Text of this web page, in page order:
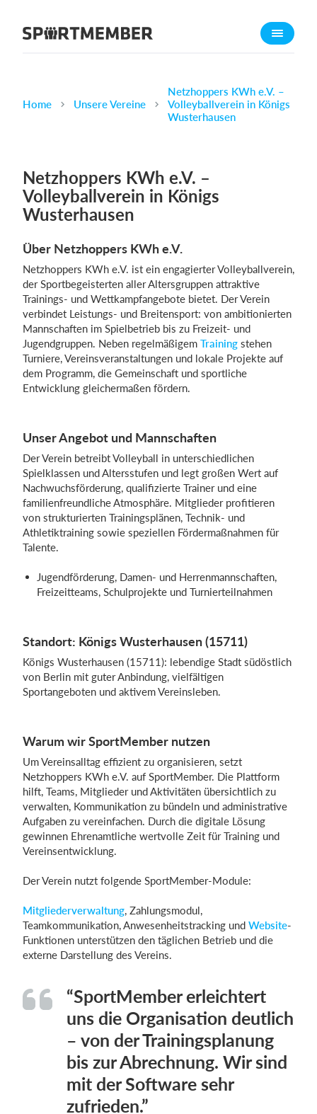
Über SportMember
Karriere
Mitgliedsbeitrag
Homepage erstellen
Belegungsplan
Was kostet es?
Deutsch
Einloggen
Home Unsere Vereine
Netzhoppers KWh e.V. –
Volleyballverein in Königs
Wusterhausen
Netzhoppers KWh e.V. –
Volleyballverein in Königs
Wusterhausen
Über Netzhoppers KWh e.V.
Netzhoppers KWh e.V. ist ein engagierter Volleyballverein,
der Sportbegeisterten aller Altersgruppen attraktive
Trainings- und Wettkampfangebote bietet. Der Verein
verbindet Leistungs- und Breitensport: von ambitionierten
Mannschaften im Spielbetrieb bis zu Freizeit- und
Jugendgruppen. Neben regelmäßigem Training stehen
Turniere, Vereinsveranstaltungen und lokale Projekte auf
dem Programm, die Gemeinschaft und sportliche
Entwicklung gleichermaßen fördern.
Unser Angebot und Mannschaften
Der Verein betreibt Volleyball in unterschiedlichen
Spielklassen und Altersstufen und legt großen Wert auf
Nachwuchsförderung, qualifizierte Trainer und eine
familienfreundliche Atmosphäre. Mitglieder profitieren
von strukturierten Trainingsplänen, Technik- und
Athletiktraining sowie speziellen Fördermaßnahmen für
Talente.
Jugendförderung, Damen- und Herrenmannschaften,
Freizeitteams, Schulprojekte und Turnierteilnahmen
Standort: Königs Wusterhausen (15711)
Königs Wusterhausen (15711): lebendige Stadt südöstlich
von Berlin mit guter Anbindung, vielfältigen
Sportangeboten und aktivem Vereinsleben.
Warum wir SportMember nutzen
Um Vereinsalltag effizient zu organisieren, setzt
Netzhoppers KWh e.V. auf SportMember. Die Plattform
hilft, Teams, Mitglieder und Aktivitäten übersichtlich zu
verwalten, Kommunikation zu bündeln und administrative
Aufgaben zu vereinfachen. Durch die digitale Lösung
gewinnen Ehrenamtliche wertvolle Zeit für Training und
Vereinsentwicklung.
Der Verein nutzt folgende SportMember-Module:
Mitgliederverwaltung, Zahlungsmodul,
Teamkommunikation, Anwesenheitstracking und Website-
Funktionen unterstützen den täglichen Betrieb und die
externe Darstellung des Vereins.
“SportMember erleichtert
uns die Organisation deutlich
– von der Trainingsplanung
bis zur Abrechnung. Wir sind
mit der Software sehr
zufrieden.”